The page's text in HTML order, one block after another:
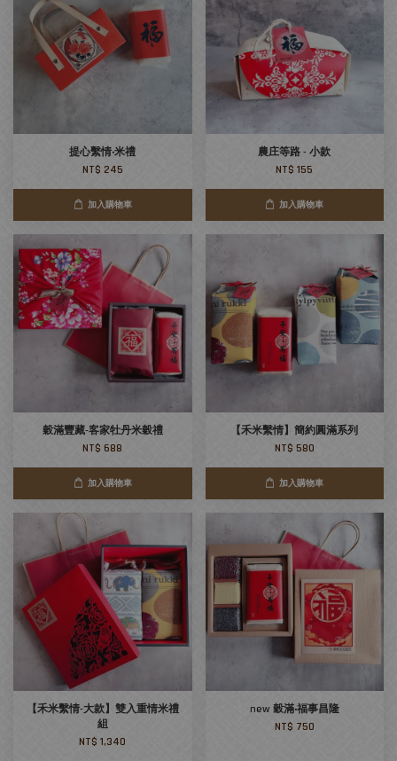
提心繫情‧米禮
NT$ 245
加入購物車
農庄等路 - 小款
NT$ 155
加入購物車
穀滿豐藏-客家牡丹米穀禮
NT$ 688
加入購物車
【禾米繫情】簡約圓滿系列
NT$ 580
加入購物車
【禾米繫情-大款】雙入重情米禮
組
NT$ 1,340
new 穀滿‧福事昌隆
NT$ 750